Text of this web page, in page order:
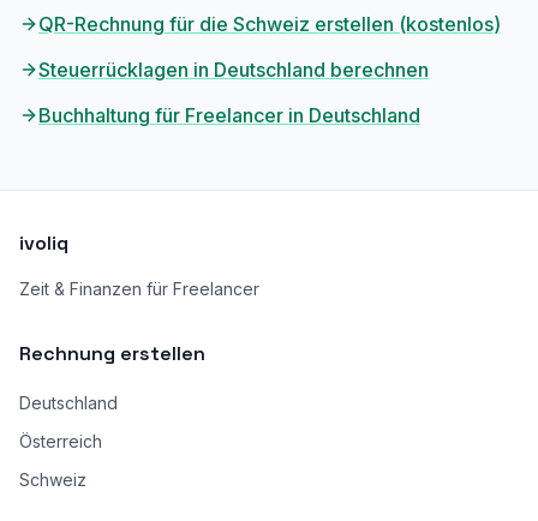
QR-Rechnung für die Schweiz erstellen (kostenlos)
Steuerrücklagen in Deutschland berechnen
Buchhaltung für Freelancer in Deutschland
ivoliq
Zeit & Finanzen für Freelancer
Rechnung erstellen
Deutschland
Österreich
Schweiz